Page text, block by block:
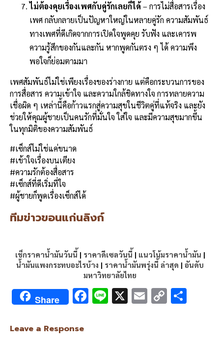
ไม่ต้องคุยเรื่องเพศกับคู่รักเลยก็ได้– การไม่สื่อสารเรื่อง
เพศ กลับกลายเป็นปัญหาใหญ่ในหลายคู่รัก ความสัมพันธ์
ทางเพศที่ดีเกิดจากการเปิดใจพูดคุย รับฟัง และเคารพ
ความรู้สึกของกันและกัน หากพูดกันตรง ๆ ได้ ความพึง
พอใจก็ย่อมตามมา
เพศสัมพันธ์ไม่ใช่เพียงเรื่องของร่างกาย แต่คือกระบวนการของ
การสื่อสาร ความเข้าใจ และความใกล้ชิดทางใจ การทลายความ
เชื่อผิด ๆ เหล่านี้คือก้าวแรกสู่ความสุขในชีวิตคู่ที่แท้จริง และยัง
ช่วยให้คุณผู้ชายเป็นคนรักที่มั่นใจ ใส่ใจ และมีความสุขมากขึ้น
ในทุกมิติของความสัมพันธ์
#เซ็กส์ไม่ใช่แค่ขนาด
#เข้าใจเรื่องบนเตียง
#ความรักต้องสื่อสาร
#เซ็กส์ที่ดีเริ่มที่ใจ
#ผู้ชายก็พูดเรื่องเซ็กส์ได้
ทีมข่าวขอนแก่นลิงก์
เช็กราคาน้ำมันวันนี้ | ราคาดีเซลวันนี้ | แนวโน้มราคาน้ำมัน |
น้ำมันแพงกระทบอะไรบ้าง | ราคาน้ำมันพรุ่งนี้ ล่าสุด | อันดับ
มหาวิทยาลัยไทย
Share F Li X E C
Leave a Response